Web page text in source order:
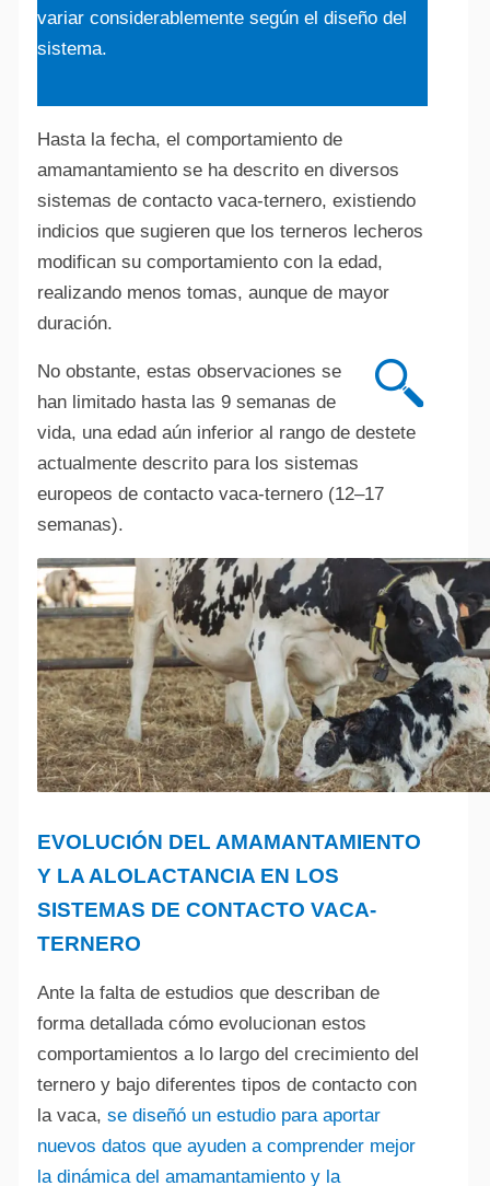
variar considerablemente según el diseño del
sistema.
Hasta la fecha, el comportamiento de
amamantamiento se ha descrito en diversos
sistemas de contacto vaca-ternero, existiendo
indicios que sugieren que los terneros lecheros
modifican su comportamiento con la edad,
realizando menos tomas, aunque de mayor
duración.
No obstante, estas observaciones se
han limitado hasta las 9 semanas de
vida, una edad aún inferior al rango de destete
actualmente descrito para los sistemas
europeos de contacto vaca-ternero (12–17
semanas).
EVOLUCIÓN DEL AMAMANTAMIENTO
Y LA ALOLACTANCIA EN LOS
SISTEMAS DE CONTACTO VACA-
TERNERO
Ante la falta de estudios que describan de
forma detallada cómo evolucionan estos
comportamientos a lo largo del crecimiento del
ternero y bajo diferentes tipos de contacto con
la vaca, se diseñó un estudio para aportar
nuevos datos que ayuden a comprender mejor
la dinámica del amamantamiento y la